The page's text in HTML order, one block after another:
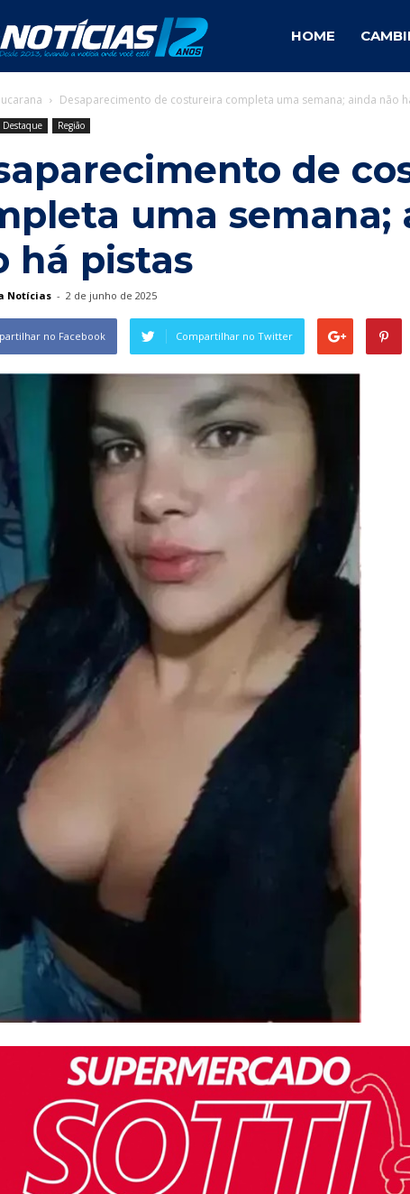
Cambira
Notícias
HOME
Desaparecimento de costureira completa uma semana; ainda não
Destaque Região
de
uma semana;
há pistas
Notícias - 2 de junho de 2025
no Facebook Compartilhar no Twitter